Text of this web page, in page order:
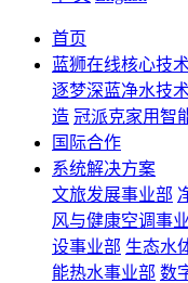
首页
蓝狮在线核心技
逐梦深蓝净水技
造 冠派克家用智
国际合作
系统解决方案
文旅发展事业部
风与健康空调事
设事业部 生态水
能热水事业部 数